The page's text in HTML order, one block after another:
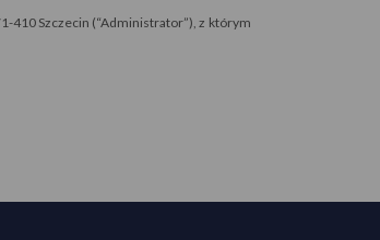
410 Szczecin (“Administrator”), z którym